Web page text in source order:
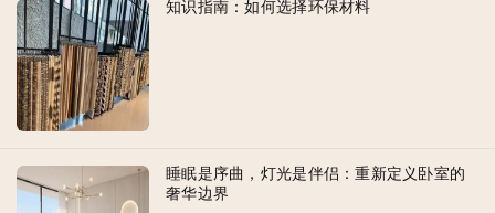
知识指南：如何选择环保材料
睡眠是序曲，灯光是伴侣：重新定义卧室的
奢华边界